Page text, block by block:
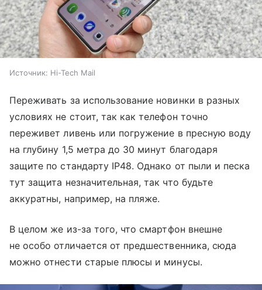
Источник: Hi-Tech Mail
Переживать за использование новинки в разных
условиях не стоит, так как телефон точно
переживет ливень или погружение в пресную воду
на глубину 1,5 метра до 30 минут благодаря
защите по стандарту IP48. Однако от пыли и песка
тут защита незначительная, так что будьте
аккуратны, например, на пляже.
В целом же из-за того, что смартфон внешне
не особо отличается от предшественника, сюда
можно отнести старые плюсы и минусы.